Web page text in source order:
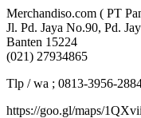
Merchandiso.com ( PT
Jl. Pd. Jaya No.90, Pd.
Banten 15224
(021) 27934865
Tlp / wa ; 0813-3956-
https://goo.gl/maps/